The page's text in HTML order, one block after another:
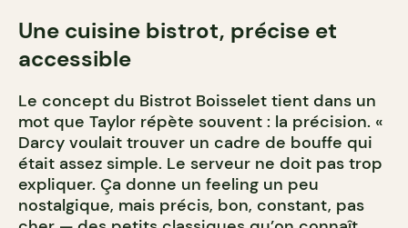
Une cuisine bistrot, précise et
accessible
Le concept du Bistrot Boisselet tient dans un
mot que Taylor répète souvent : la précision. «
Darcy voulait trouver un cadre de bouffe qui
était assez simple. Le serveur ne doit pas trop
expliquer. Ça donne un feeling un peu
nostalgique, mais précis, bon, constant, pas